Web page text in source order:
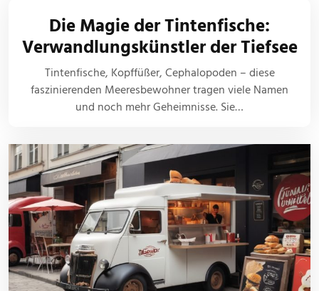
Die Magie der Tintenfische:
Verwandlungskünstler der Tiefsee
Tintenfische, Kopffüßer, Cephalopoden – diese
faszinierenden Meeresbewohner tragen viele Namen
und noch mehr Geheimnisse. Sie…